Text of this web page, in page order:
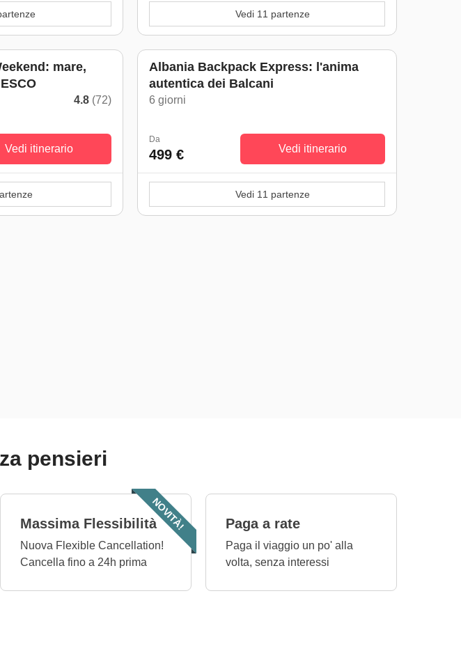
Vedi 11 partenze
mare,
4.8 (72)
Vedi itinerario
Albania Backpack Express: l'anima
autentica dei Balcani
6 giorni
Da
499 € Vedi itinerario
Vedi 11 partenze
pensieri
NOVITÀ!
Massima Flessibilità
Nuova Flexible Cancellation!
Cancella fino a 24h prima
Paga a rate
Paga il viaggio un po' alla
volta, senza interessi